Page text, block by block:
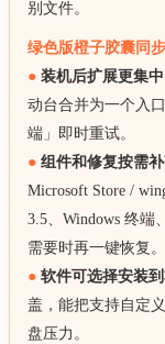
别文件。
绿色版橙子胶囊同
● 装机后扩展更集中
动台合并为一个入
端」即时重试。
● 组件和修复按需
Microsoft Store /
3.5、Windows 终
需要时再一键恢复。
● 软件可选择安装
盖，能把支持自定
盘压力。